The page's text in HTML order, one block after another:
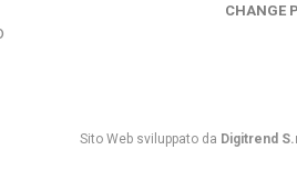
CHANGE
Sito Web sviluppato da Digitrend